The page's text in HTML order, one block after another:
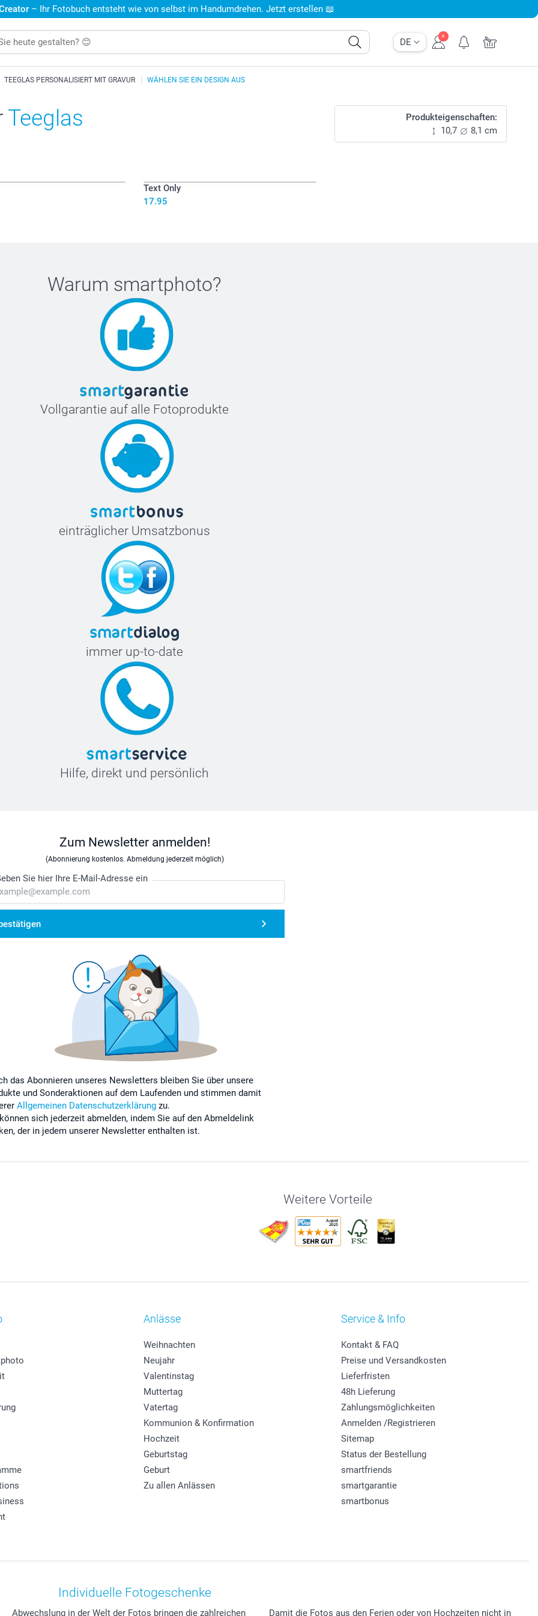
DE
– Ihr Fotobuch entsteht wie von selbst im Handumdrehen. Jetzt erstellen 📖
TEEGLAS PERSONALISIERT MIT GRAVUR WÄHLEN SIE EIN DESIGN AUS
Teeglas
Produkteigenschaften:
10,7
8,1 cm
Text Only
17.95
Warum smartphoto?
Vollgarantie auf alle Fotoprodukte
einträglicher Umsatzbonus
immer up-to-date
Hilfe, direkt und persönlich
Zum Newsletter anmelden!
(Abonnierung kostenlos. Abmeldung jederzeit möglich)
Sie hier Ihre E-Mail-Adresse ein
das Abonnieren unseres Newsletters bleiben Sie über unsere
und Sonderaktionen auf dem Laufenden und stimmen damit
Allgemeinen Datenschutzerklärung zu.
sich jederzeit abmelden, indem Sie auf den Abmeldelink
der in jedem unserer Newsletter enthalten ist.
Weitere Vorteile
Anlässe
Weihnachten
Neujahr
Valentinstag
Muttertag
Vatertag
Kommunion & Konfirmation
Hochzeit
Geburtstag
Geburt
Zu allen Anlässen
Service & Info
Kontakt & FAQ
Preise und Versandkosten
Lieferfristen
48h Lieferung
Zahlungsmöglichkeiten
Anmelden /Registrieren
Sitemap
Status der Bestellung
smartfriends
smartgarantie
smartbonus
Individuelle Fotogeschenke
Abwechslung in der Welt der Fotos bringen die zahlreichen Damit die Fotos aus den Ferien oder von Hochzeiten nicht in